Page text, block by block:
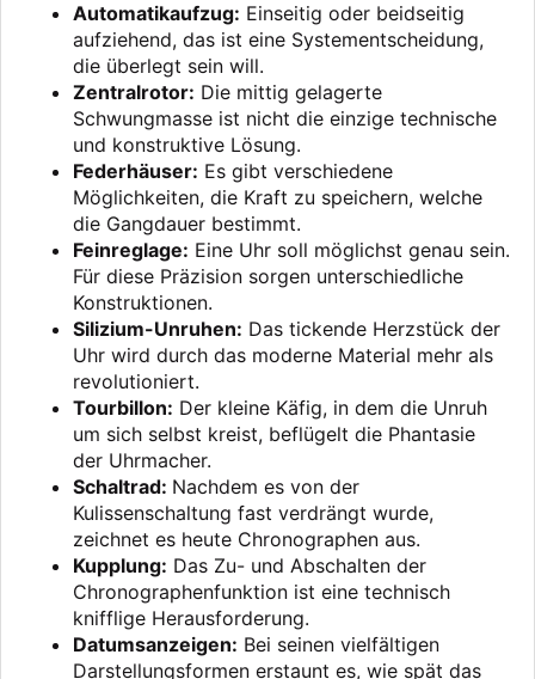
Automatikaufzug: Einseitig oder beidseitig
aufziehend, das ist eine Systementscheidung,
die überlegt sein will.
Zentralrotor: Die mittig gelagerte
Schwungmasse ist nicht die einzige technische
und konstruktive Lösung.
Federhäuser: Es gibt verschiedene
Möglichkeiten, die Kraft zu speichern, welche
die Gangdauer bestimmt.
Feinreglage: Eine Uhr soll möglichst genau sein.
Für diese Präzision sorgen unterschiedliche
Konstruktionen.
Silizium-Unruhen: Das tickende Herzstück der
Uhr wird durch das moderne Material mehr als
revolutioniert.
Tourbillon: Der kleine Käfig, in dem die Unruh
um sich selbst kreist, beflügelt die Phantasie
der Uhrmacher.
Schaltrad: Nachdem es von der
Kulissenschaltung fast verdrängt wurde,
zeichnet es heute Chronographen aus.
Kupplung: Das Zu- und Abschalten der
Chronographenfunktion ist eine technisch
knifflige Herausforderung.
Datumsanzeigen: Bei seinen vielfältigen
Darstellungsformen erstaunt es, wie spät das